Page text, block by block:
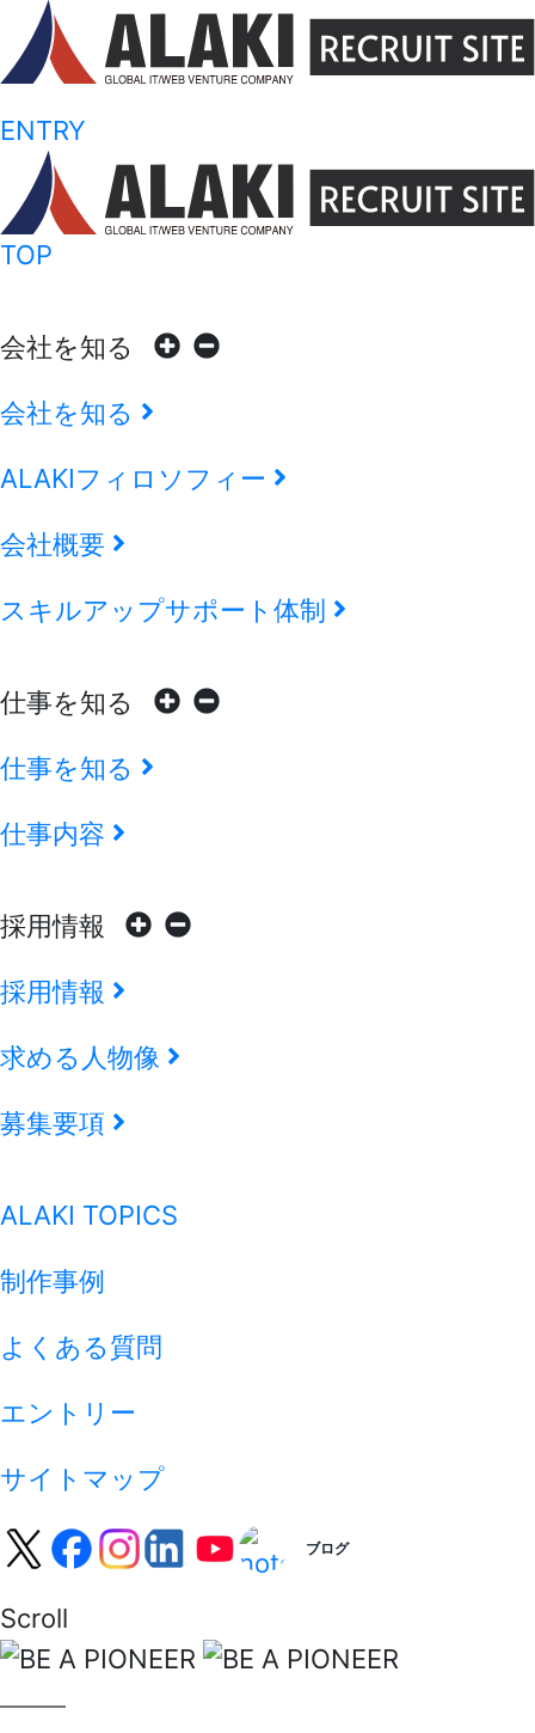
ENTRY
TOP
会社を知る
会社を知る
ALAKIフィロソフィー
会社概要
スキルアップサポート体制
仕事を知る
仕事を知る
仕事内容
採用情報
採用情報
求める人物像
募集要項
ALAKI TOPICS
制作事例
よくある質問
エントリー
サイトマップ
ブログ
Scroll